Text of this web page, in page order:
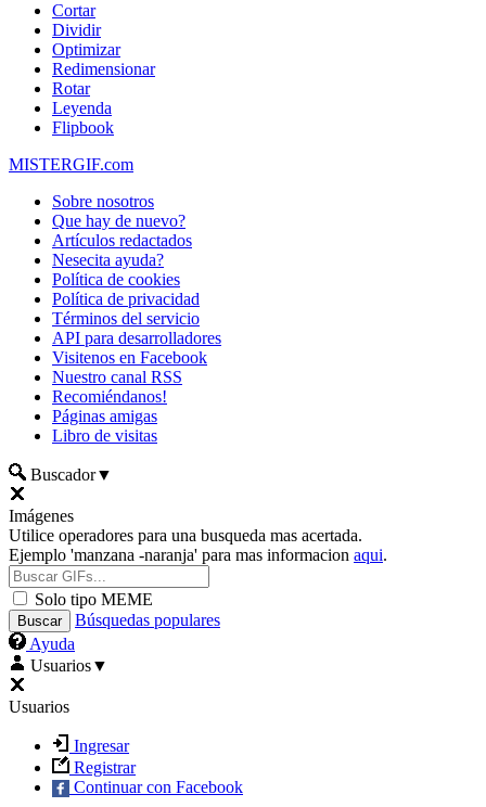
Cortar
Dividir
Optimizar
Redimensionar
Rotar
Leyenda
Flipbook
MISTERGIF.com
Sobre nosotros
Que hay de nuevo?
Artículos redactados
Nesecita ayuda?
Política de cookies
Política de privacidad
Términos del servicio
API para desarrolladores
Visitenos en Facebook
Nuestro canal RSS
Recomiéndanos!
Páginas amigas
Libro de visitas
Buscador▼
Imágenes
Utilice operadores para una busqueda mas acertada.
Ejemplo 'manzana -naranja' para mas informacion aqui.
Solo tipo MEME
Búsquedas populares
Ayuda
Usuarios▼
Usuarios
Ingresar
Registrar
Continuar con Facebook